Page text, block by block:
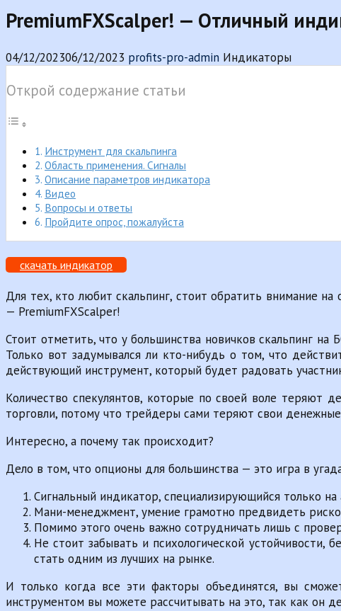
PremiumFXScalper! — Отличный
04/12/202306/12/2023 profits-pro-admin Индикаторы
Открой содержание статьи
Инструмент для скальпинга
Область применения. Сигналы
Описание параметров индикатора
Видео
Вопросы и ответы
Пройдите опрос, пожалуйста
скачать индикатор
Для тех, кто любит скальпинг, стоит обратить внимание
— PremiumFXScalper!
Стоит отметить, что у большинства новичков скальпинг
Только вот задумывался ли кто-нибудь о том, что
действующий инструмент, который будет радовать
Количество спекулянтов, которые по своей воле теряют
торговли, потому что трейдеры сами теряют свои
Интересно, а почему так происходит?
Дело в том, что опционы для большинства — это игра в
Сигнальный индикатор, специализирующийся только на
Мани-менеджмент, умение грамотно предвидеть
Помимо этого очень важно сотрудничать лишь с
Не стоит забывать и психологической
стать одним из лучших на рынке.
И только когда все эти факторы объединятся, вы
инструментом вы можете рассчитывать на это, так как он